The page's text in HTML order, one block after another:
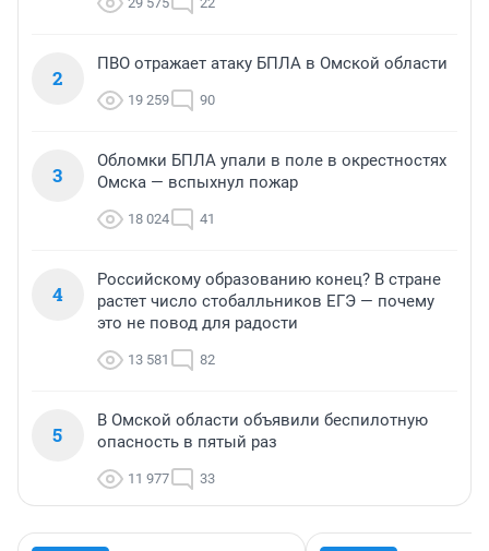
2
ПВО отражает атаку БПЛА в Омской области
19 259 90
3
Обломки БПЛА упали в поле в окрестностях
Омска — вспыхнул пожар
18 024 41
4
Российскому образованию конец? В стране
растет число стобалльников ЕГЭ — почему
это не повод для радости
13 581 82
5
В Омской области объявили беспилотную
опасность в пятый раз
11 977 33